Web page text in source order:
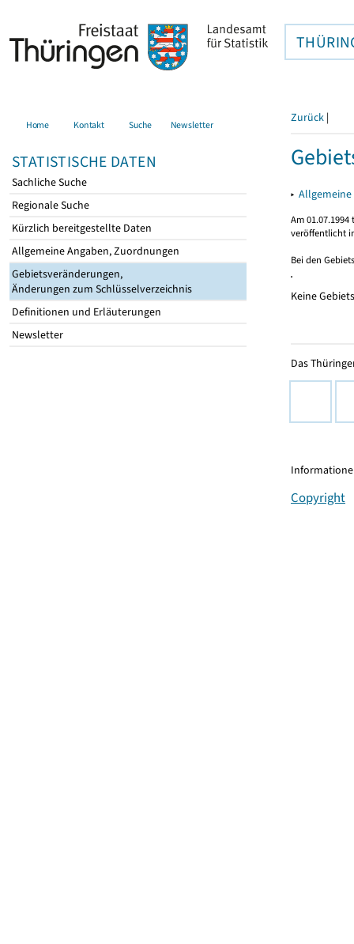
Home Kontakt Suche Newsletter
STATISTISCHE DATEN
Sachliche Suche
Regionale Suche
Kürzlich bereitgestellte Daten
Allgemeine Angaben, Zuordnungen
Gebietsveränderungen,
Änderungen zum Schlüsselverzeichnis
Definitionen und Erläuterungen
Newsletter
Zurück |
▸
Am
veröffentlicht
Bei den
Keine
Das
Copyright